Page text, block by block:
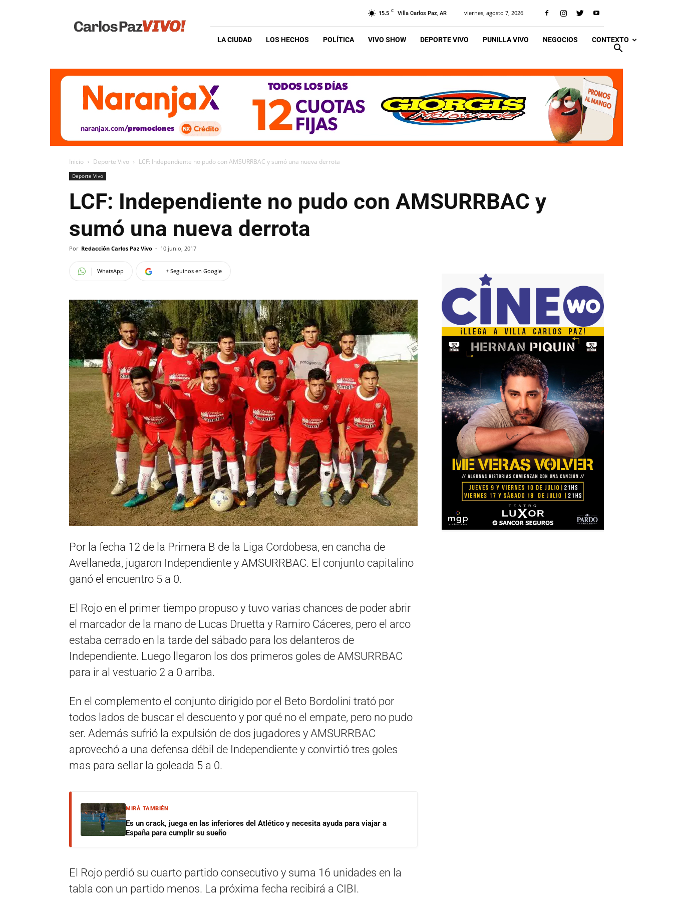
Vivo
15.5 C Villa Carlos Paz, AR viernes, agosto 7, 2026
LA CIUDAD LOS HECHOS POLÍTICA VIVO SHOW DEPORTE VIVO PUNILLA VIVO NEGOCIOS CONTEXTO
Inicio Deporte Vivo LCF: Independiente no pudo con AMSURRBAC y sumó una nueva derrota
Deporte Vivo
LCF: Independiente no pudo con AMSURRBAC y
sumó una nueva derrota
Por Redacción Carlos Paz Vivo - 10 junio, 2017
WhatsApp + Seguinos en Google
Por la fecha 12 de la Primera B de la Liga Cordobesa, en cancha de
Avellaneda, jugaron Independiente y AMSURRBAC. El conjunto capitalino
ganó el encuentro 5 a 0.
El Rojo en el primer tiempo propuso y tuvo varias chances de poder abrir
el marcador de la mano de Lucas Druetta y Ramiro Cáceres, pero el arco
estaba cerrado en la tarde del sábado para los delanteros de
Independiente. Luego llegaron los dos primeros goles de AMSURRBAC
para ir al vestuario 2 a 0 arriba.
En el complemento el conjunto dirigido por el Beto Bordolini trató por
todos lados de buscar el descuento y por qué no el empate, pero no pudo
ser. Además sufrió la expulsión de dos jugadores y AMSURRBAC
aprovechó a una defensa débil de Independiente y convirtió tres goles
mas para sellar la goleada 5 a 0.
MIRÁ TAMBIÉN
Es un crack, juega en las inferiores del Atlético y necesita ayuda para viajar a
España para cumplir su sueño
El Rojo perdió su cuarto partido consecutivo y suma 16 unidades en la
tabla con un partido menos. La próxima fecha recibirá a CIBI.